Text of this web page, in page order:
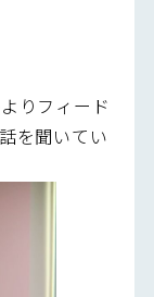
りフィード
を聞いてい